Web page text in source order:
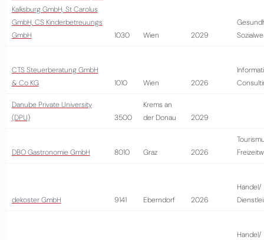
Kalksburg GmbH, St Carolus
GmbH, CS Kinderbetreuungs
GmbH
1030 Wien 2029
CTS Steuerberatung GmbH
& Co KG
1010 Wien 2026
Danube Private University
(DPU)
3500
Krems an
der Donau
2029
DBO Gastronomie GmbH 8010 Graz 2026
dekoster GmbH 9141 Eberndorf 2026
Handel/
Handel/